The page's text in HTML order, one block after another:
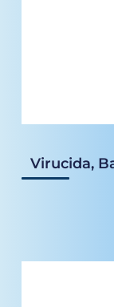
Virucida,